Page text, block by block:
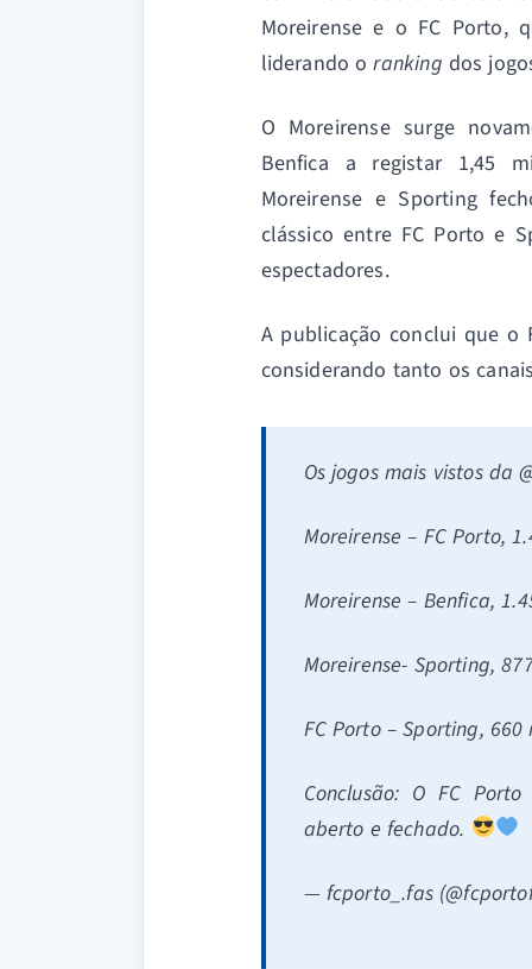
Moreirense e o FC Porto,
liderando oranking dos
O Moreirense surge
Benfica a registar 1,45
Moreirense e Sporting
clássico entre FC Porto e
espectadores.
A publicação conclui que o
considerando tanto os
Os jogos mais vistos da
Moreirense – FC Porto,
Moreirense – Benfica,
Moreirense- Sporting,
FC Porto – Sporting, 660
Conclusão: O FC
aberto e fechado.
— fcporto_.fas